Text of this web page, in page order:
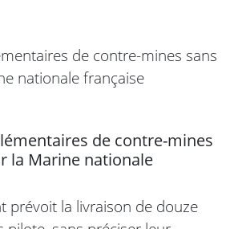
de contre-mines
la Marine nationale
prévoit la livraison de douze